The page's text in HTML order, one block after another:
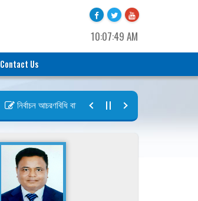
10:07:49 AM
Contact Us
নির্বাচন আচরণবিধি বায়রা ২০২৬-২০২৮